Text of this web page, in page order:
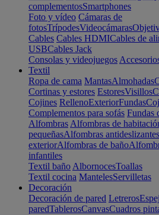
complementosSmartphones
Foto y vídeo Cámaras de
fotosTrípodesVideocámaras
Cables Cables HDMICables de
USBCables Jack
Consolas y videojuegos
Textil
Ropa de cama MantasAlmohadas
Cortinas y estores EstoresVisillos
Cojines RellenoExteriorFundas
Complementos para sofás Fundas
Alfombras Alfombras de
pequeñasAlfombras antideslizantes
exteriorAlfombras de baño
infantiles
Textil baño AlbornocesToallas
Textil cocina MantelesServilletas
Decoración
Decoración de pared Letreros
paredTablerosCanvasCuadros